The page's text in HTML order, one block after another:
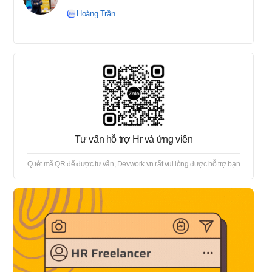
tuyển → Offer → Thủ tục
Hoàng Trần
Tư vấn hỗ trợ Hr và ứng viên
Quét mã QR để được tư vấn, Devwork.vn rất vui lòng được hỗ trợ bạn